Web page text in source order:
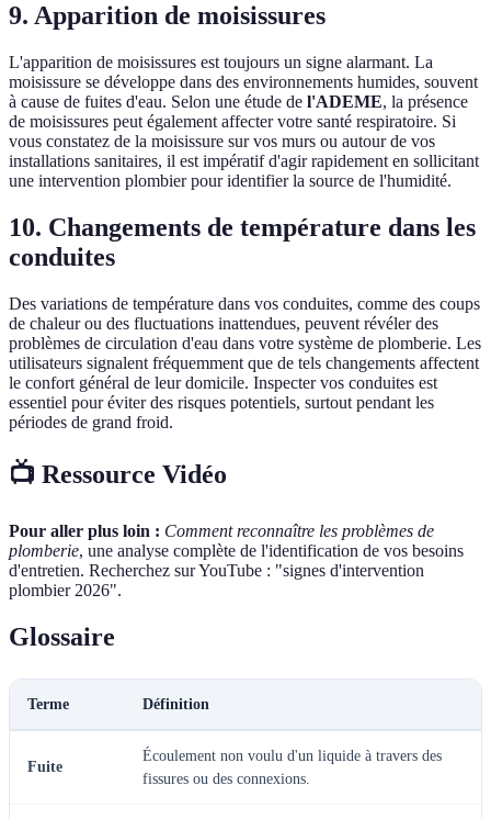
9. Apparition de moisissures
L'apparition de moisissures est toujours un signe alarmant. La
moisissure se développe dans des environnements humides, souvent
à cause de fuites d'eau. Selon une étude de l'ADEME, la présence
de moisissures peut également affecter votre santé respiratoire. Si
vous constatez de la moisissure sur vos murs ou autour de vos
installations sanitaires, il est impératif d'agir rapidement en sollicitant
une intervention plombier pour identifier la source de l'humidité.
10. Changements de température dans les
conduites
Des variations de température dans vos conduites, comme des coups
de chaleur ou des fluctuations inattendues, peuvent révéler des
problèmes de circulation d'eau dans votre système de plomberie. Les
utilisateurs signalent fréquemment que de tels changements affectent
le confort général de leur domicile. Inspecter vos conduites est
essentiel pour éviter des risques potentiels, surtout pendant les
périodes de grand froid.
📺 Ressource Vidéo
Pour aller plus loin : Comment reconnaître les problèmes de
plomberie, une analyse complète de l'identification de vos besoins
d'entretien. Recherchez sur YouTube : "signes d'intervention
plombier 2026".
Glossaire
Terme Définition
Fuite
Écoulement non voulu d'un liquide à travers des
fissures ou des connexions.